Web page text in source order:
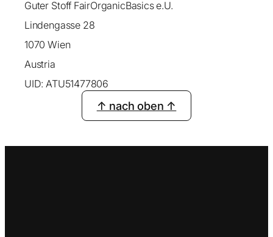
Guter Stoff FairOrganicBasics e.U.
Lindengasse 28
1070 Wien
Austria
UID: ATU51477806
↑ nach oben ↑